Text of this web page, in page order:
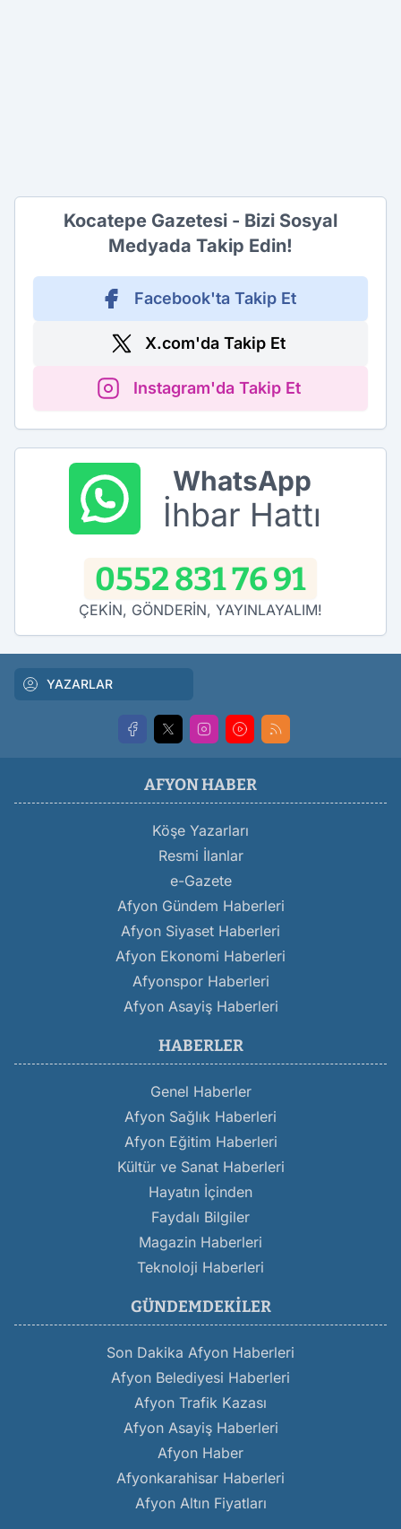
Kocatepe Gazetesi - Bizi Sosyal
Medyada Takip Edin!
Facebook'ta Takip Et
X.com'da Takip Et
Instagram'da Takip Et
WhatsApp
İhbar Hattı
0552 831 76 91
ÇEKİN, GÖNDERİN, YAYINLAYALIM!
YAZARLAR
AFYON HABER
Köşe Yazarları
Resmi İlanlar
e-Gazete
Afyon Gündem Haberleri
Afyon Siyaset Haberleri
Afyon Ekonomi Haberleri
Afyonspor Haberleri
Afyon Asayiş Haberleri
HABERLER
Genel Haberler
Afyon Sağlık Haberleri
Afyon Eğitim Haberleri
Kültür ve Sanat Haberleri
Hayatın İçinden
Faydalı Bilgiler
Magazin Haberleri
Teknoloji Haberleri
GÜNDEMDEKILER
Son Dakika Afyon Haberleri
Afyon Belediyesi Haberleri
Afyon Trafik Kazası
Afyon Asayiş Haberleri
Afyon Haber
Afyonkarahisar Haberleri
Afyon Altın Fiyatları